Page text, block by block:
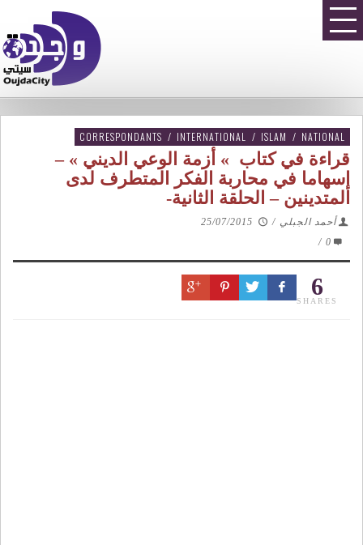
CORRESPONDANTS / INTERNATIONAL / ISLAM / NATIONAL
قراءة في كتاب » أزمة الوعي الديني » –
إسهاما في محاربة الفكر المتطرف لدى
المتدينين – الحلقة الثانية-
أحمد الجبلي /
25/07/2015
0
/
6
SHARES